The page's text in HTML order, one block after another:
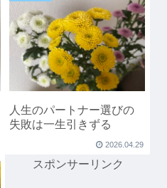
人生のパートナー選びの
失敗は一生引きずる
2026.04.29
スポンサーリンク